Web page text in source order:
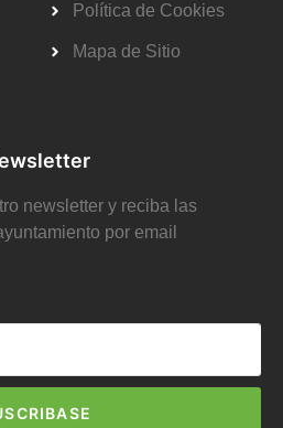
Política de Cookies
Mapa de Sitio
newsletter y reciba las
por email